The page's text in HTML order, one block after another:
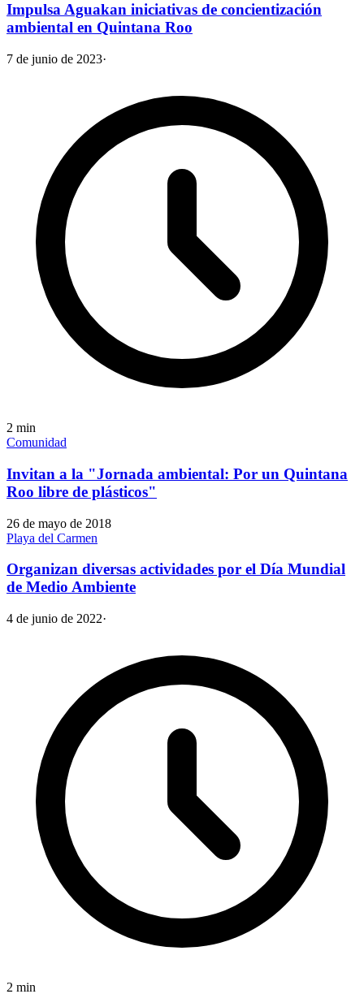
Impulsa Aguakan iniciativas de concientización
ambiental en Quintana Roo
7 de junio de 2023·
2 min
Comunidad
Invitan a la "Jornada ambiental: Por un Quintana
Roo libre de plásticos"
26 de mayo de 2018
Playa del Carmen
Organizan diversas actividades por el Día Mundial
de Medio Ambiente
4 de junio de 2022·
2 min